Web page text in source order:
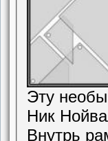
Эту
Ник
Внутрь